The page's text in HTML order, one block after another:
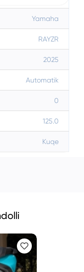
Yamaha
RAYZR
2025
Automatik
0
125.0
Kuqe